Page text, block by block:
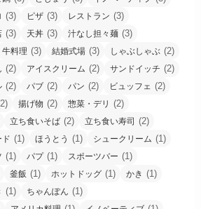
(3) ピザ (3) レストラン (3)
(3) 天丼 (3) 汁なし担々麺 (3)
牛料理 (3) 結婚式場 (3) しゃぶしゃぶ (2)
(2) アイスクリーム (2) サンドイッチ (2)
(2) パブ (2) パン (2) ビュッフェ (2)
揚げ物 (2) 惣菜・デリ (2)
立ち食いそば (2) 立ち食い寿司 (2)
ド (1) ほうとう (1) シュークリーム (1)
(1) パプ(1) スポーツバー (1)
釜飯 (1) ホットドッグ (1) かき (1)
(1) ちゃんぽん (1)